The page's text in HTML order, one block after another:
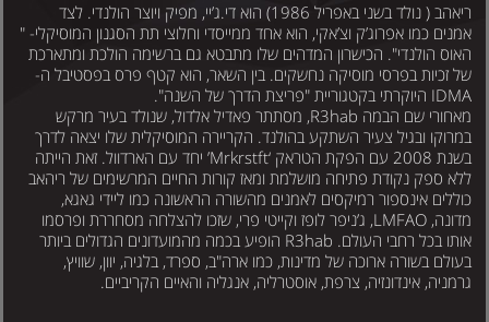
ריאהב ( נולד בשני באפריל 1986) הוא די.ג’יי, מפיק ויוצר הולנדי. לצד
אמנים כמו אפרוג’ק וצ’אקי, הוא אחד ממייסדי וחלוצי תת הסגנון המוסיקלי- "
האוס הולנדי". הכישרון המדהים שלו מתבטא גם ברשימה הולכת ומתארכת
של זכיות בפרסי מוסיקה נחשקים. בין השאר, הוא קטף פרס בפסטיבל ה-
IDMA היוקרתי בקטגוריית "פריצת הדרך של השנה".
מאחורי שם הבמה R3hab, מסתתר פאדיל אלדול, שנולד בעיר מרקש
במרוקו ובגיל צעיר השתקע בהולנד. הקריירה המוסיקלית שלו יצאה לדרך
בשנת 2008 עם הפקת הטראק ‘Mrkrstft’ יחד עם הארדוול. זאת הייתה
ללא ספק נקודת פתיחה מושלמת ומאז קורות החיים המרשימים של ריהאב
כוללים אינספור רמיקסים לאמנים מהשורה הראשונה כמו ליידי גאגא,
מדונה, LMFAO, ג’ניפר לופז וקייטי פרי, שזכו להצלחה מסחררת ופרסמו
אותו בכל רחבי העולם. R3hab הופיע בכמה מהמועדונים הגדולים ביותר
בעולם בשורה ארוכה של מדינות, כמו ארה"ב, ספרד, בלגיה, יוון, שוויץ,
גרמניה, אינדונזיה, צרפת, אוסטרליה, אנגליה והאיים הקריביים.